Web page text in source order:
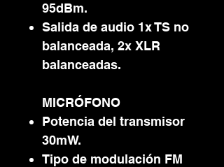
95dBm.
Salida de audio 1x TS no
balanceada, 2x XLR
balanceadas.
MICRÓFONO
Potencia del transmisor
30mW.
Tipo de modulación FM